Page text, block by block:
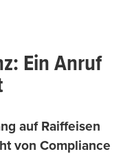
Ein Anruf
auf Raiffeisen
von Compliance